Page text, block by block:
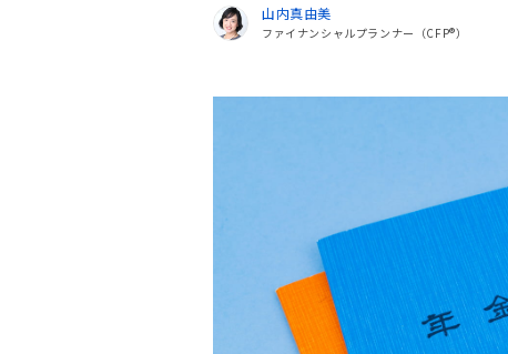
老後に必要なお金について
余裕のある老後のために今からできること
山内真由美
ファイナンシャルプランナー（CFP®）